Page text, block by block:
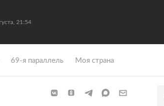
21:54
69-я параллель Моя страна